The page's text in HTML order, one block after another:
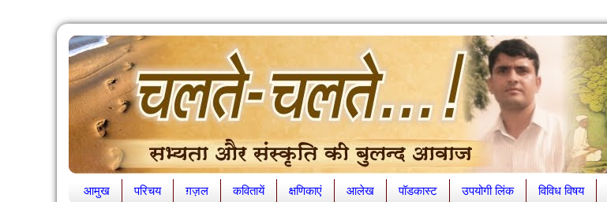
आमुख परिचय ग़ज़ल कवितायें क्षणिकाएं आलेख पॉडकास्ट उपयोगी लिंक विविध विषय